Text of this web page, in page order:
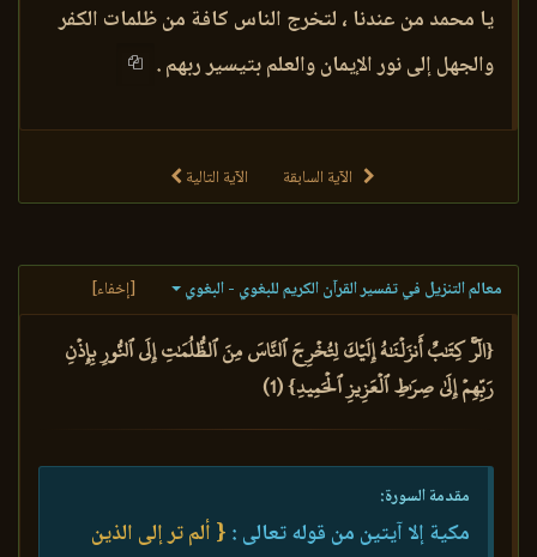
يا محمد من عندنا ، لتخرج الناس كافة من ظلمات الكفر
والجهل إلى نور الإيمان والعلم بتيسير ربهم .
الآية السابقة الآية التالية
معالم التنزيل في تفسير القرآن الكريم للبغوي - البغوي [إخفاء]
{الٓرۚ كِتَٰبٌ أَنزَلۡنَٰهُ إِلَيۡكَ لِتُخۡرِجَ ٱلنَّاسَ مِنَ ٱلظُّلُمَٰتِ إِلَى ٱلنُّورِ بِإِذۡنِ
رَبِّهِمۡ إِلَىٰ صِرَٰطِ ٱلۡعَزِيزِ ٱلۡحَمِيدِ} (1)
مقدمة السورة:
مكية إلا آيتين من قوله تعالى : { ألم تر إلى الذين